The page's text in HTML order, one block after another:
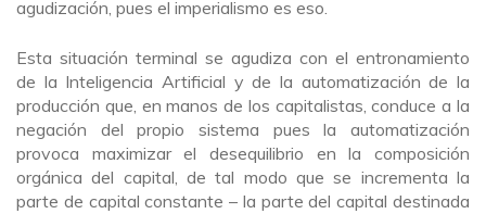
agudización, pues el imperialismo es eso.
Esta situación terminal se agudiza con el entronamiento
de la Inteligencia Artificial y de la automatización de la
producción que, en manos de los capitalistas, conduce a la
negación del propio sistema pues la automatización
provoca maximizar el desequilibrio en la composición
orgánica del capital, de tal modo que se incrementa la
parte de capital constante – la parte del capital destinada